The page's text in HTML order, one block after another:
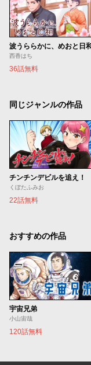
波うららかに、めおと日和
西香はち
36話無料
同じジャンルの作品
チンチンデビルを追え！
くぼたふみお
22話無料
おすすめの作品
宇宙兄弟
小山宙哉
120話無料